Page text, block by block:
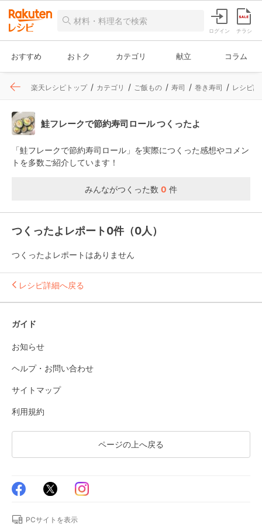
ログイン チラシ
おすすめ おトク カテゴリ 献立 コラム
楽天レシピトップ カテゴリ ご飯もの 寿司 巻き寿司 レシピ詳
鮭フレークで節約寿司ロール つくったよ
「鮭フレークで節約寿司ロール」を実際につくった感想やコメン
トを多数ご紹介しています！
みんながつくった数 0 件
つくったよレポート0件（0人）
つくったよレポートはありません
レシピ詳細へ戻る
ガイド
お知らせ
ヘルプ・お問い合わせ
サイトマップ
利用規約
ページの上へ戻る
PCサイトを表示